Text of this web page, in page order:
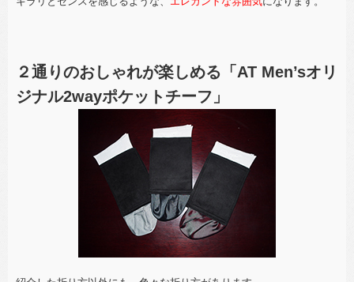
２通りのおしゃれが楽しめる「AT Men’sオリ
ジナル2wayポケットチーフ」